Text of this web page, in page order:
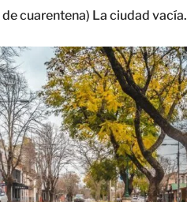
cuarentena) La ciudad vacía.